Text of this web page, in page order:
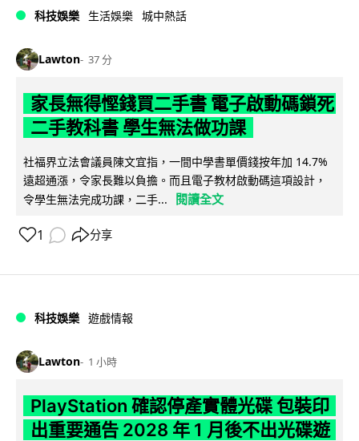
科技娛樂 生活娛樂 城中熱話
Lawton 37 分
家長無得慳錢買二手書 電子啟動碼鎖死
二手教科書 學生無法做功課
社福界立法會議員陳文宜指，一間中學書單價錢按年加 14.7%
遠超通漲，令家長難以負擔。而且電子教材啟動碼這項設計，
令學生無法完成功課，二手...
閱讀全文
1 分享
科技娛樂 遊戲情報
Lawton 1 小時
PlayStation 確認停產實體光碟 包裝印
出重要通告 2028 年 1 月後不出光碟遊